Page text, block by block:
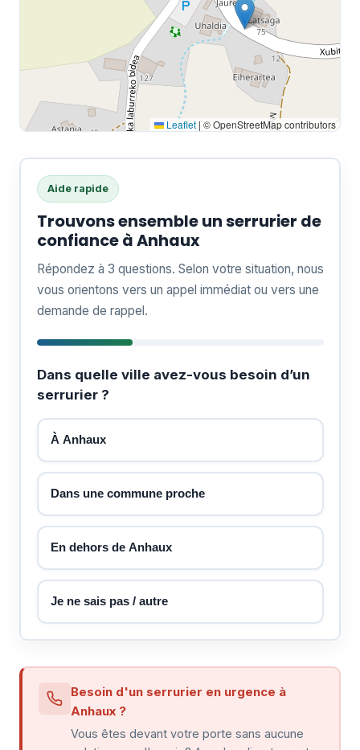
Leaflet | © OpenStreetMap contributors
Aide rapide
Trouvons ensemble un serrurier de
confiance à Anhaux
Répondez à 3 questions. Selon votre situation, nous
vous orientons vers un appel immédiat ou vers une
demande de rappel.
Dans quelle ville avez-vous besoin d’un
serrurier ?
À Anhaux
Dans une commune proche
En dehors de Anhaux
Je ne sais pas / autre
Besoin d'un serrurier en urgence à
Anhaux ?
Vous êtes devant votre porte sans aucune